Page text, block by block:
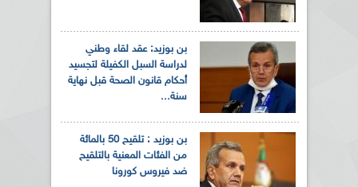
بن بوزيد: عقد لقاء وطني
لدراسة السبل الكفيلة لتجسيد
أحكام قانون الصحة قبل نهاية
سنة...
بن بوزيد : تلقيح 50 بالمائة
من الفئات المعنية بالتلقيح
ضد فيروس كورونا